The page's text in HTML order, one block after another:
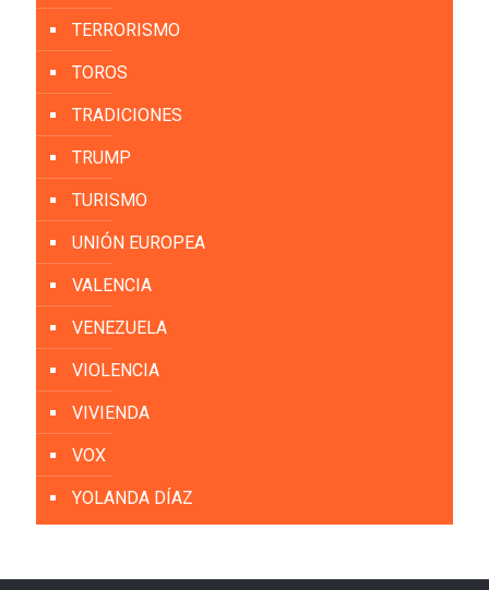
TERRORISMO
TOROS
TRADICIONES
TRUMP
TURISMO
UNIÓN EUROPEA
VALENCIA
VENEZUELA
VIOLENCIA
VIVIENDA
VOX
YOLANDA DÍAZ